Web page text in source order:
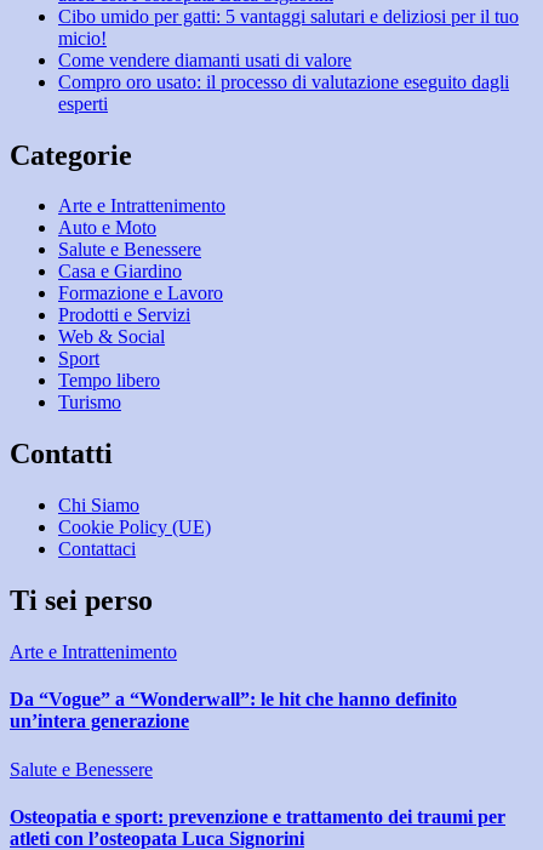
Cibo umido per gatti: 5 vantaggi salutari e deliziosi per il tuo
micio!
Come vendere diamanti usati di valore
Compro oro usato: il processo di valutazione eseguito dagli
esperti
Categorie
Arte e Intrattenimento
Auto e Moto
Salute e Benessere
Casa e Giardino
Formazione e Lavoro
Prodotti e Servizi
Web & Social
Sport
Tempo libero
Turismo
Contatti
Chi Siamo
Cookie Policy (UE)
Contattaci
Ti sei perso
Arte e Intrattenimento
Da “Vogue” a “Wonderwall”: le hit che hanno definito
un’intera generazione
Salute e Benessere
Osteopatia e sport: prevenzione e trattamento dei traumi per
atleti con l’osteopata Luca Signorini